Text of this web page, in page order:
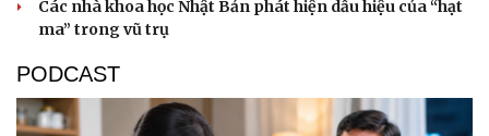
Sức khỏe
Dinh dưỡng - món ngon
Sản phụ khoa
Tình yêu - Gia đình
Các nhà khoa học Nhật Bản phát hiện dấu hiệu của “hạt
ma” trong vũ trụ
PODCAST